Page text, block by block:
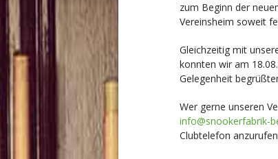
zum Beginn der
Vereinsheim soweit
Gleichzeitig mit
konnten wir am
Gelegenheit
Wer gerne unseren
info@snookerfabrik-
Clubtelefon